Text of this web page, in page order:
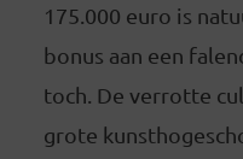
175.000 euro is
bonus aan een
toch. De verrotte
grote